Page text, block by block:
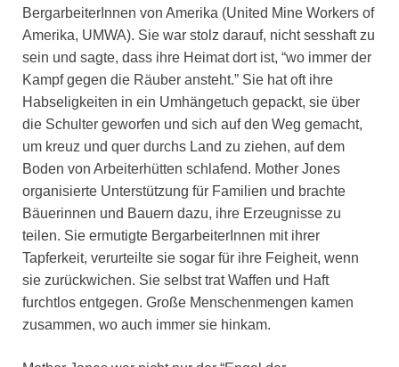
BergarbeiterInnen von Amerika (United Mine Workers of
Amerika, UMWA). Sie war stolz darauf, nicht sesshaft zu
sein und sagte, dass ihre Heimat dort ist, “wo immer der
Kampf gegen die Räuber ansteht.” Sie hat oft ihre
Habseligkeiten in ein Umhängetuch gepackt, sie über
die Schulter geworfen und sich auf den Weg gemacht,
um kreuz und quer durchs Land zu ziehen, auf dem
Boden von Arbeiterhütten schlafend. Mother Jones
organisierte Unterstützung für Familien und brachte
Bäuerinnen und Bauern dazu, ihre Erzeugnisse zu
teilen. Sie ermutigte BergarbeiterInnen mit ihrer
Tapferkeit, verurteilte sie sogar für ihre Feigheit, wenn
sie zurückwichen. Sie selbst trat Waffen und Haft
furchtlos entgegen. Große Menschenmengen kamen
zusammen, wo auch immer sie hinkam.